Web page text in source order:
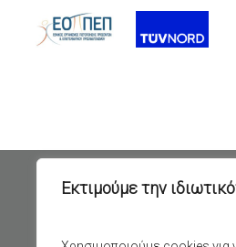
Εκτιμούμε την
GDPR